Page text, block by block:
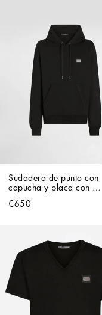
Sudadera de punto con
capucha y placa con
€650